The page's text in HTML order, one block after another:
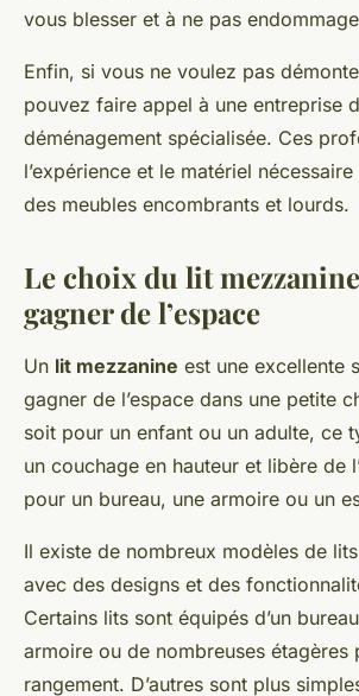
vous blesser et à ne pas
Enfin, si vous ne voulez pas
pouvez faire appel à une entreprise
déménagement spécialisée. Ces
l’expérience et le matériel
des meubles encombrants et lourds.
Le choix du lit
gagner de l’espace
Un lit mezzanine est une excellente
gagner de l’espace dans une petite
soit pour un enfant ou un adulte, ce
un couchage en hauteur et libère de
pour un bureau, une armoire ou un
Il existe de nombreux modèles de
avec des designs et des
Certains lits sont équipés d’un
armoire ou de nombreuses étagères
rangement. D’autres sont plus